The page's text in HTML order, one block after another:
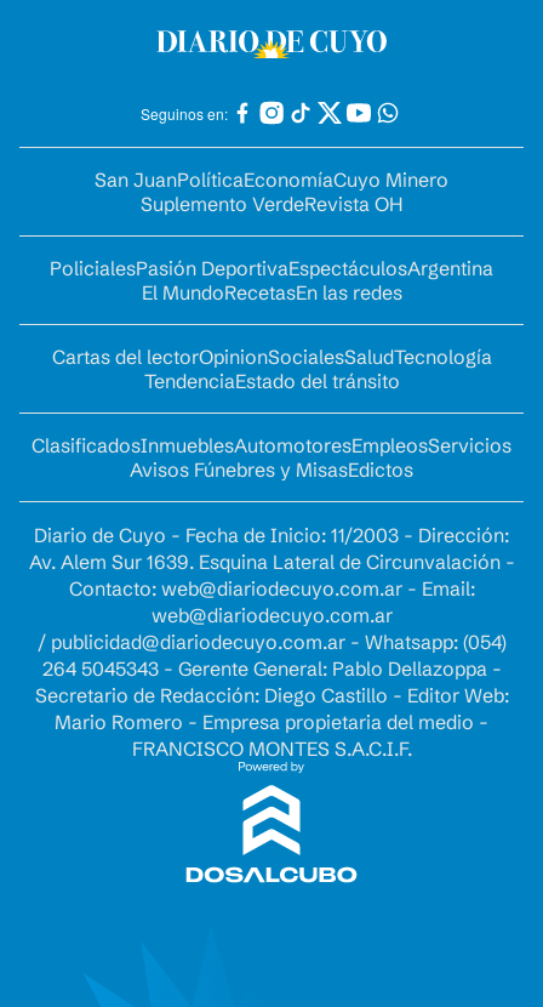
Seguinos en:
San JuanPolíticaEconomíaCuyo Minero
Suplemento VerdeRevista OH
PolicialesPasión DeportivaEspectáculosArgentina
El MundoRecetasEn las redes
Cartas del lectorOpinionSocialesSaludTecnología
TendenciaEstado del tránsito
ClasificadosInmueblesAutomotoresEmpleosServicios
Avisos Fúnebres y MisasEdictos
Diario de Cuyo - Fecha de Inicio: 11/2003 - Dirección:
Av. Alem Sur 1639. Esquina Lateral de Circunvalación -
Contacto: web@diariodecuyo.com.ar- Email:
web@diariodecuyo.com.ar
/ publicidad@diariodecuyo.com.ar- Whatsapp: (054)
264 5045343 - Gerente General: Pablo Dellazoppa -
Secretario de Redacción: Diego Castillo - Editor Web:
Mario Romero - Empresa propietaria del medio -
FRANCISCO MONTES S.A.C.I.F.